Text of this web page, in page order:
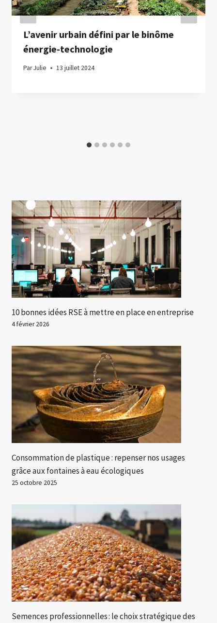
L’avenir urbain défini par le binôme
énergie-technologie
ParJulie 13 juillet 2024
10 bonnes idées RSE à mettre en place en entreprise
4 février 2026
Consommation de plastique : repenser nos usages
grâce aux fontaines à eau écologiques
25 octobre 2025
Semences professionnelles : le choix stratégique des